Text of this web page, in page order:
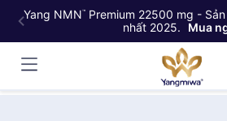
Yang NMN™Premium 22500 mg -
nhất 2025.
Mua